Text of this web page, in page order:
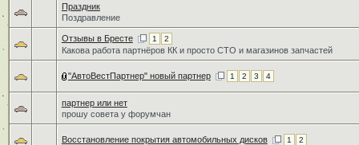
Праздник
Поздравление
Отзывы в Бресте 1 2
Какова работа партнёров КК и просто СТО и магазинов запчастей
"АвтоВестПартнер" новый партнер 1 2 3 4
партнер или нет
прошу совета у форумчан
Восстановление покрытия автомобильных дисков 1 2